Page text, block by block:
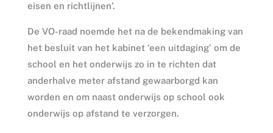
eisen en richtlijnen’.
De VO-raad noemde het na de bekendmaking van
het besluit van het kabinet ‘een uitdaging’ om de
school en het onderwijs zo in te richten dat
anderhalve meter afstand gewaarborgd kan
worden en om naast onderwijs op school ook
onderwijs op afstand te verzorgen.